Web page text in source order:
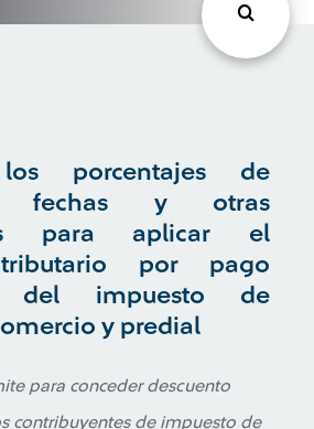
los porcentajes de
fechas y otras
para aplicar el
por pago
del impuesto de
y predial
para conceder descuento
contribuyentes de impuesto de